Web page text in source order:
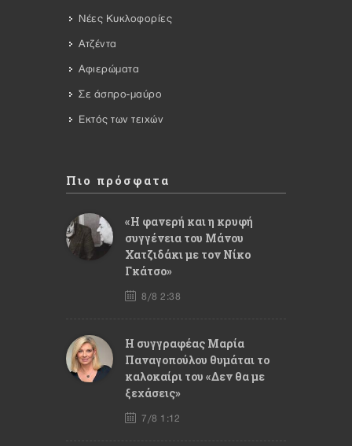
Νέες Κυκλοφορίες
Ατζέντα
Αφιερώματα
Σε άσπρο-μαύρο
Εκτός των τειχών
Πιο πρόσφατα
«Η φανερή και η κρυφή
συγγένεια του Μάνου
Χατζιδάκι με τον Νίκο
Γκάτσο»
8/8 2:38
Η συγγραφέας Μαρία
Παναγοπούλου θυμάται το
καλοκαίρι του «Δεν θα με
ξεχάσεις»
7/8 1:12